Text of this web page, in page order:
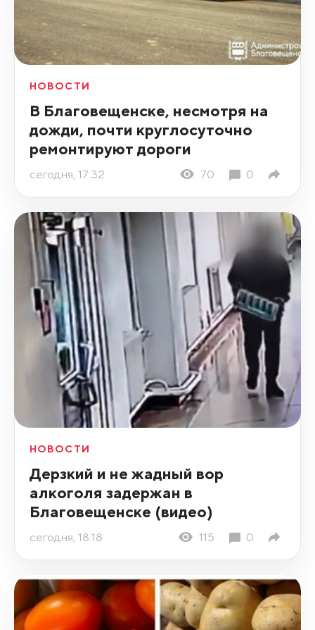
НОВОСТИ
В Благовещенске, несмотря на
дожди, почти круглосуточно
ремонтируют дороги
сегодня, 17:32 70 0
НОВОСТИ
Дерзкий и не жадный вор
алкоголя задержан в
Благовещенске (видео)
сегодня, 18:18 115 0